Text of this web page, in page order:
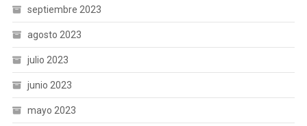
septiembre 2023
agosto 2023
julio 2023
junio 2023
mayo 2023